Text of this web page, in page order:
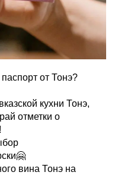
от Тонэ?
кухни Тонэ,
отметки о
вина Тонэ на